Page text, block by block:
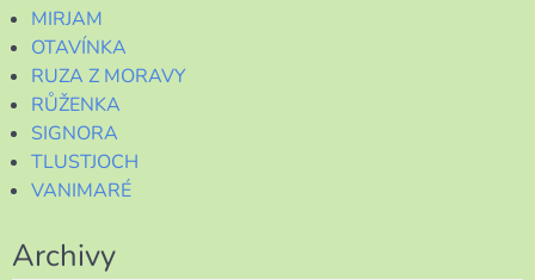
MIRJAM
OTAVÍNKA
RUZA Z MORAVY
RŮŽENKA
SIGNORA
TLUSTJOCH
VANIMARÉ
Archivy